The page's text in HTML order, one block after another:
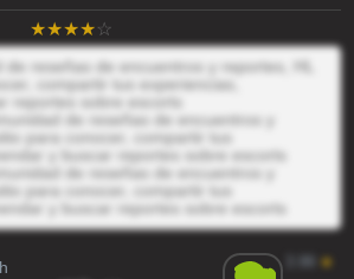
de reseñas de encuentros y reportes, HL
compartir tus experiencias,
reportes sobre escorts
de reseñas de encuentros y
para conocer, compartir tus
y buscar reportes sobre escorts
de reseñas de encuentros y
para conocer, compartir tus
y buscar reportes sobre escorts
★